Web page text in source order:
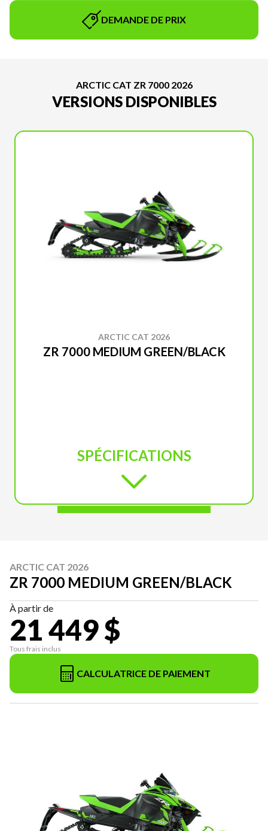
DEMANDE DE PRIX
ARCTIC CAT ZR 7000 2026
VERSIONS DISPONIBLES
ARCTIC CAT 2026
ZR 7000 MEDIUM GREEN/BLACK
SPÉCIFICATIONS
ARCTIC CAT 2026
ZR 7000 MEDIUM GREEN/BLACK
À partir de
21 449 $
Tous frais inclus
CALCULATRICE DE PAIEMENT